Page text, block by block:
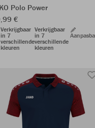
Polo Power
€
Verkrijgbaar
in 7
verschillende
kleuren
Verkrijgbaar
in 7
verschillende
kleuren